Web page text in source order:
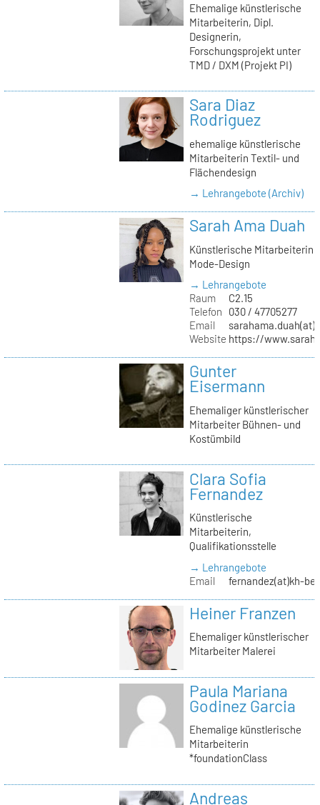
Ehemalige künstlerische
Mitarbeiterin, Dipl.
Designerin,
Forschungsprojekt unter
TMD / DXM (Projekt PI)
Sara Diaz
Rodriguez
ehemalige künstlerische
Mitarbeiterin Textil- und
Flächendesign
→ Lehrangebote (Archiv)
Sarah Ama Duah
Künstlerische Mitarbeiterin
Mode-Design
→ Lehrangebote
Raum
C2.15
Telefon
030 / 47705277
Email
Website https://
Gunter
Eisermann
Ehemaliger künstlerischer
Mitarbeiter Bühnen- und
Kostümbild
Clara Sofia
Fernandez
Künstlerische
Mitarbeiterin,
Qualifikationsstelle
→ Lehrangebote
Email
fernandez(at)kh-
Heiner Franzen
Ehemaliger künstlerischer
Mitarbeiter Malerei
Paula Mariana
Godinez Garcia
Ehemalige künstlerische
Mitarbeiterin
*foundationClass
Andreas